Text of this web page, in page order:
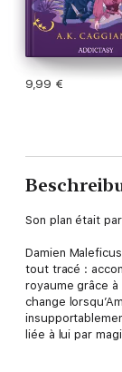
9,99 €
Son plan était
Damien
tout tracé :
royaume grâce
change
liée à lui par